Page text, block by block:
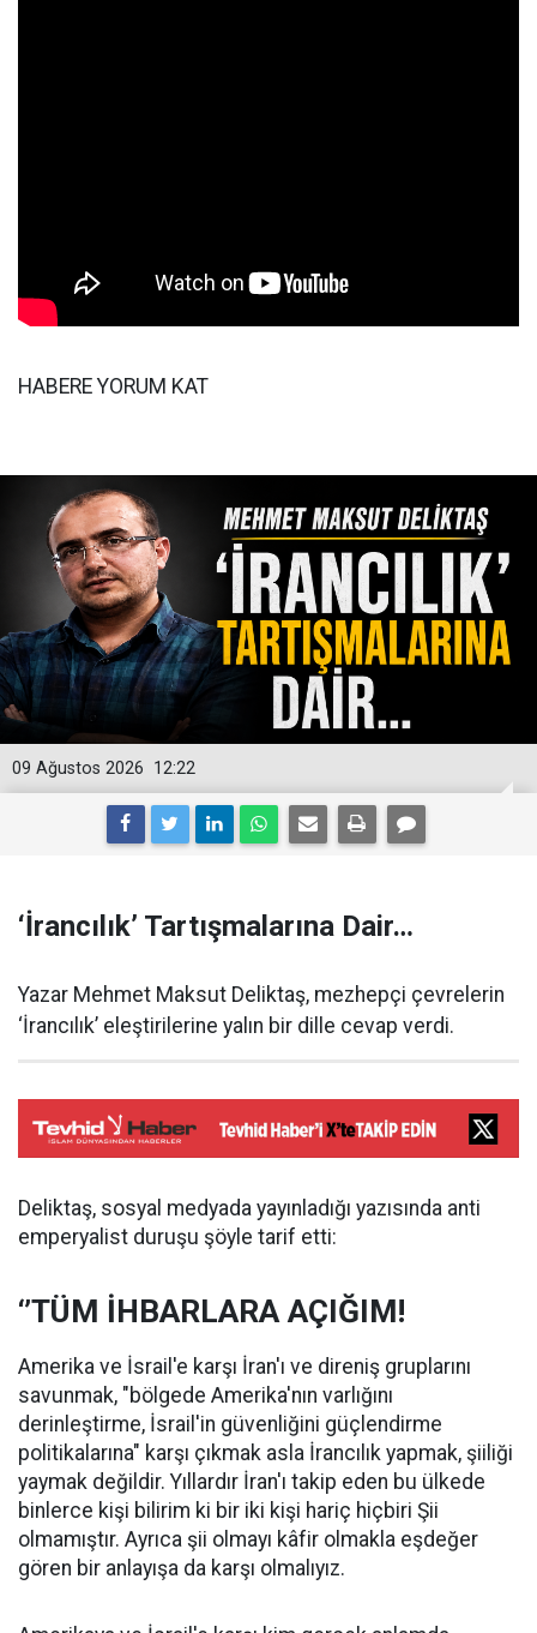
HABERE YORUM KAT
12:22
09 Ağustos 2026
‘İrancılık’ Tartışmalarına Dair…
Yazar Mehmet Maksut Deliktaş, mezhepçi çevrelerin
‘İrancılık’ eleştirilerine yalın bir dille cevap verdi.
Deliktaş, sosyal medyada yayınladığı yazısında anti
emperyalist duruşu şöyle tarif etti:
‘’TÜM İHBARLARA AÇIĞIM!
Amerika ve İsrail'e karşı İran'ı ve direniş gruplarını
savunmak, "bölgede Amerika'nın varlığını
derinleştirme, İsrail'in güvenliğini güçlendirme
politikalarına" karşı çıkmak asla İrancılık yapmak, şiiliği
yaymak değildir. Yıllardır İran'ı takip eden bu ülkede
binlerce kişi bilirim ki bir iki kişi hariç hiçbiri Şii
olmamıştır. Ayrıca şii olmayı kâfir olmakla eşdeğer
gören bir anlayışa da karşı olmalıyız.